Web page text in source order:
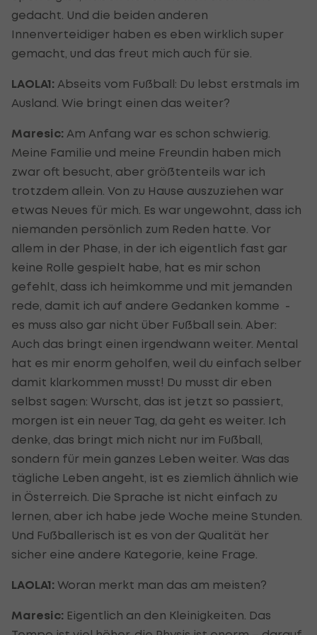
gedacht. Und die beiden anderen
Innenverteidiger haben es eben wirklich super
gemacht, und das freut mich auch für sie.
LAOLA1: Abseits vom Fußball: Du lebst erstmals im
Ausland. Wie bringt einen das weiter?
Maresic: Am Anfang war es schon schwierig.
Meine Familie und meine Freundin haben mich
zwar oft besucht, aber größtenteils war ich
trotzdem allein. Von zu Hause auszuziehen war
etwas Neues für mich. Es war ungewohnt, dass ich
niemanden persönlich zum Reden hatte. Vor
allem in der Phase, in der ich eigentlich fast gar
keine Rolle gespielt habe, hat es mir schon
gefehlt, dass ich heimkomme und mit jemanden
rede, damit ich auf andere Gedanken komme -
es muss also gar nicht über Fußball sein. Aber:
Auch das bringt einen irgendwann weiter. Mental
hat es mir enorm geholfen, weil du einfach selber
damit klarkommen musst! Du musst dir eben
selbst sagen: Wurscht, das ist jetzt so passiert,
morgen ist ein neuer Tag, da geht es weiter. Ich
denke, das bringt mich nicht nur im Fußball,
sondern für mein ganzes Leben weiter. Was das
tägliche Leben angeht, ist es ziemlich ähnlich wie
in Österreich. Die Sprache ist nicht einfach zu
lernen, aber ich habe jede Woche meine Stunden.
Und Fußballerisch ist es von der Qualität her
sicher eine andere Kategorie, keine Frage.
LAOLA1: Woran merkt man das am meisten?
Maresic: Eigentlich an den Kleinigkeiten. Das